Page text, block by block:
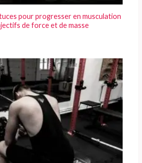
pour progresser en musculation
de force et de masse